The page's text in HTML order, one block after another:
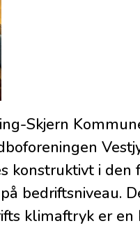
Skjern
konstruktivt i den
bedriftsniveau.
klimaftryk er